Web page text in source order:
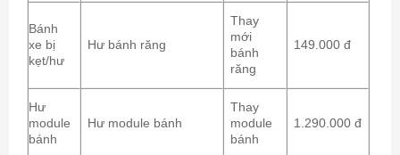
Bánh
xe bị
kẹt/hư
Hư bánh răng
Thay
mới
bánh
răng
149.000 đ
Hư
module
bánh
Hư module bánh
Thay
module
bánh
1.290.000 đ